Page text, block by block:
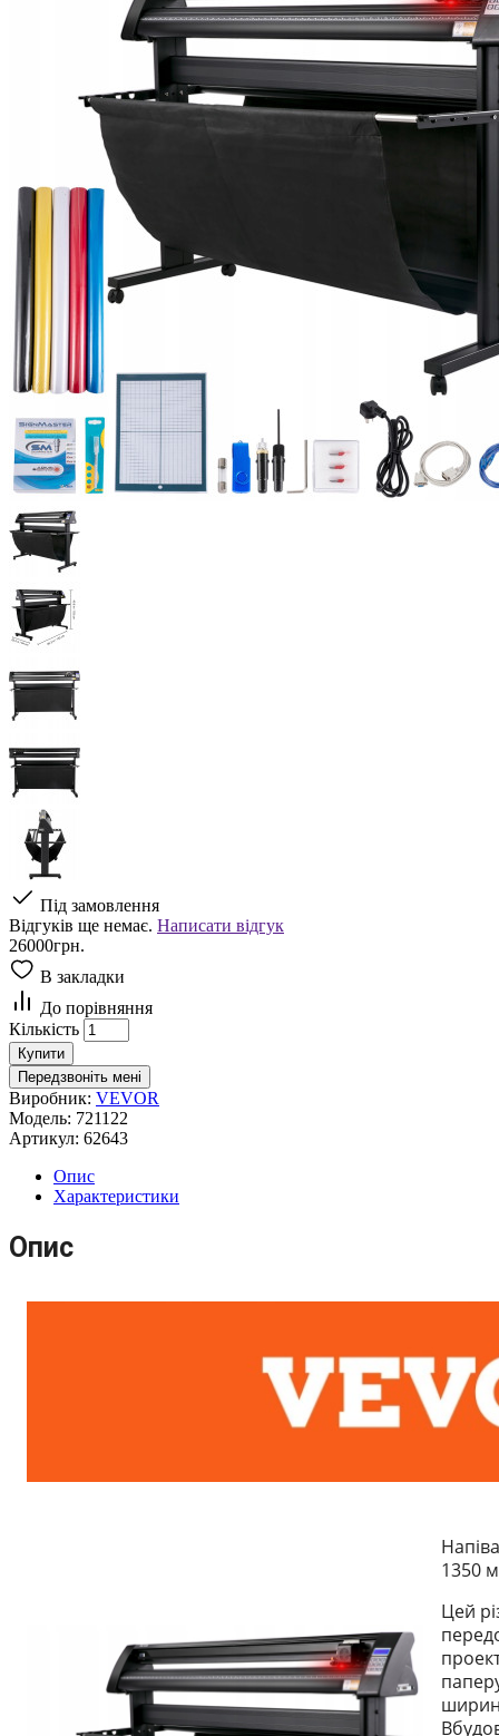
Під замовлення
Відгуків ще немає. Написати відгук
26000грн.
В закладки
До порівняння
Кількість
Купити
Передзвоніть мені
Виробник: VEVOR
Модель: 721122
Артикул: 62643
Опис
Характеристики
Опис
1350
Цей